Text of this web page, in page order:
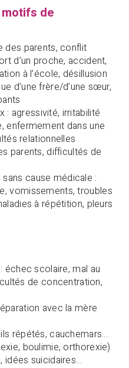
motifs de
des parents, conflit
d’un proche, accident,
à l’école, désillusion
d’une frère/d’une sœur,
agressivité, irritabilité
enfermement dans une
relationnelles
parents, difficultés de
cause médicale :
vomissements, troubles
à répétition, pleurs
échec scolaire, mal au
de concentration,
avec la mère
répétés, cauchemars…
boulimie, orthorexie)
idées suicidaires…